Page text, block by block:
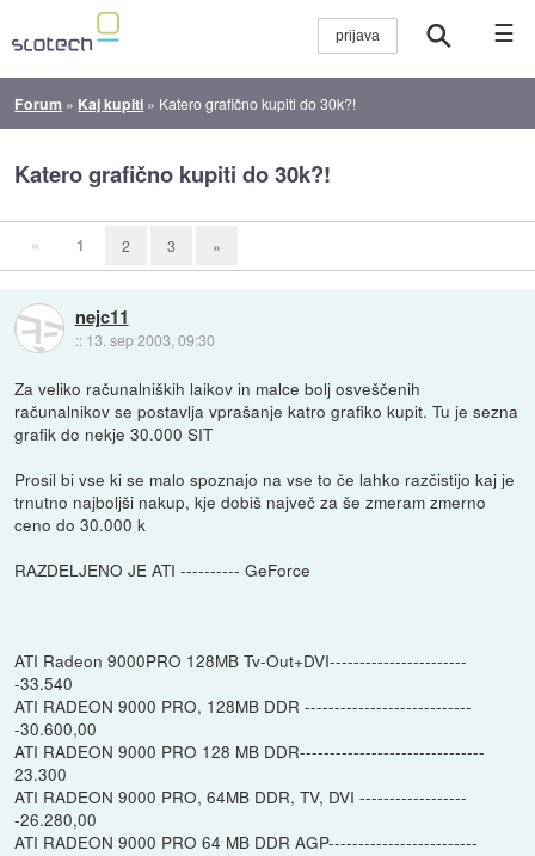
☰
Forum » Kaj kupiti » Katero grafično kupiti do 30k?!
Katero grafično kupiti do 30k?!
« 1 2 3 »
nejc11
:: 13. sep 2003, 09:30
Za veliko računalniških laikov in malce bolj osveščenih
računalnikov se postavlja vprašanje katro grafiko kupit. Tu je sezna
grafik do nekje 30.000 SIT
Prosil bi vse ki se malo spoznajo na vse to če lahko razčistijo kaj je
trnutno najboljši nakup, kje dobiš največ za še zmeram zmerno
ceno do 30.000 k
RAZDELJENO JE ATI ---------- GeForce
ATI Radeon 9000PRO 128MB Tv-Out+DVI-----------------------
-33.540
ATI RADEON 9000 PRO, 128MB DDR ----------------------------
-30.600,00
ATI RADEON 9000 PRO 128 MB DDR-------------------------------
23.300
ATI RADEON 9000 PRO, 64MB DDR, TV, DVI ------------------
-26.280,00
ATI RADEON 9000 PRO 64 MB DDR AGP-------------------------